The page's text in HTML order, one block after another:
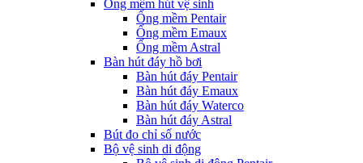
Ống mềm hút vệ sinh
Ống mềm Pentair
Ống mềm Emaux
Ống mềm Astral
Bàn hút đáy hồ bơi
Bàn hút đáy Pentair
Bàn hút đáy Emaux
Bàn hút đáy Waterco
Bàn hút đáy Astral
Bút đo chỉ số nước
Bộ vệ sinh di động